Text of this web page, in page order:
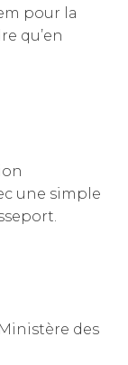
pour la
qu’en
une simple
des